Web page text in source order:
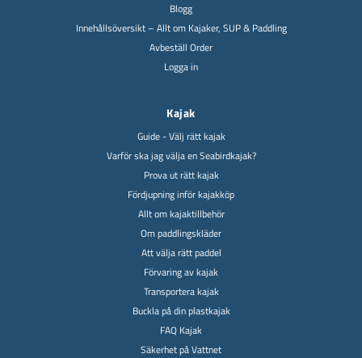
Blogg
Innehållsöversikt – Allt om Kajaker, SUP & Paddling
Avbeställ Order
Logga in
Kajak
Guide - Välj rätt kajak
Varför ska jag välja en Seabirdkajak?
Prova ut rätt kajak
Fördjupning inför kajakköp
Allt om kajaktillbehör
Om paddlingskläder
Att välja rätt paddel
Förvaring av kajak
Transportera kajak
Buckla på din plastkajak
FAQ Kajak
Säkerhet på Vattnet